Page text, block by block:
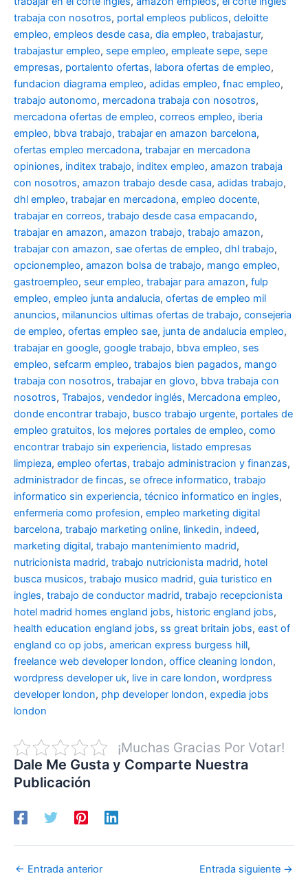
trabaja con nosotros, portal empleos publicos, deloitte
empleo, empleos desde casa, dia empleo, trabajastur,
trabajastur empleo, sepe empleo, empleate sepe, sepe
empresas, portalento ofertas, labora ofertas de empleo,
fundacion diagrama empleo, adidas empleo, fnac empleo,
trabajo autonomo, mercadona trabaja con nosotros,
mercadona ofertas de empleo, correos empleo, iberia
empleo, bbva trabajo, trabajar en amazon barcelona,
ofertas empleo mercadona, trabajar en mercadona
opiniones, inditex trabajo, inditex empleo, amazon trabaja
con nosotros, amazon trabajo desde casa, adidas trabajo,
dhl empleo, trabajar en mercadona, empleo docente,
trabajar en correos, trabajo desde casa empacando,
trabajar en amazon, amazon trabajo, trabajo amazon,
trabajar con amazon, sae ofertas de empleo, dhl trabajo,
opcionempleo, amazon bolsa de trabajo, mango empleo,
gastroempleo, seur empleo, trabajar para amazon, fulp
empleo, empleo junta andalucia, ofertas de empleo mil
anuncios, milanuncios ultimas ofertas de trabajo, consejeria
de empleo, ofertas empleo sae, junta de andalucia empleo,
trabajar en google, google trabajo, bbva empleo, ses
empleo, sefcarm empleo, trabajos bien pagados, mango
trabaja con nosotros, trabajar en glovo, bbva trabaja con
nosotros, Trabajos, vendedor inglés, Mercadona empleo,
donde encontrar trabajo, busco trabajo urgente, portales de
empleo gratuitos, los mejores portales de empleo, como
encontrar trabajo sin experiencia, listado empresas
limpieza, empleo ofertas, trabajo administracion y finanzas,
administrador de fincas, se ofrece informatico, trabajo
informatico sin experiencia, técnico informatico en ingles,
enfermeria como profesion, empleo marketing digital
barcelona, trabajo marketing online, linkedin, indeed,
marketing digital, trabajo mantenimiento madrid,
nutricionista madrid, trabajo nutricionista madrid, hotel
busca musicos, trabajo musico madrid, guia turistico en
ingles, trabajo de conductor madrid, trabajo recepcionista
hotel madrid homes england jobs, historic england jobs,
health education england jobs, ss great britain jobs, east of
england co op jobs, american express burgess hill,
freelance web developer london, office cleaning london,
wordpress developer uk, live in care london, wordpress
developer london, php developer london, expedia jobs
london
¡Muchas Gracias Por Votar!
Dale Me Gusta y Comparte Nuestra
Publicación
← Entrada anterior Entrada siguiente →